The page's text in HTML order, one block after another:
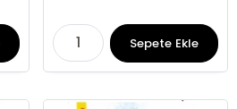
Sepete Ekle